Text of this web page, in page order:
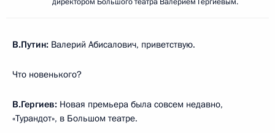
В.Путин: Валерий Абисалович, приветствую.
Что новенького?
В.Гергиев: Новая премьера была совсем недавно,
«Турандот», в Большом театре.